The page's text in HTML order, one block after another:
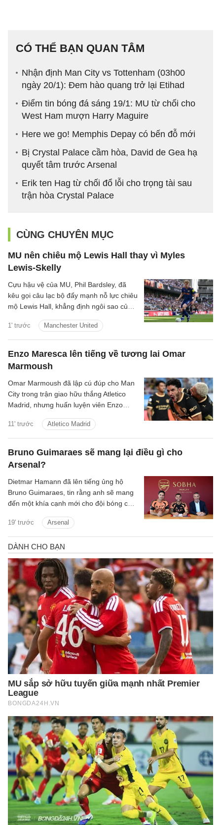
CÓ THỂ BẠN QUAN TÂM
Nhận định Man City vs Tottenham (03h00
ngày 20/1): Đem hào quang trở lại Etihad
Điểm tin bóng đá sáng 19/1: MU từ chối cho
West Ham mượn Harry Maguire
Here we go! Memphis Depay có bến đỗ mới
Bị Crystal Palace cầm hòa, David de Gea hạ
quyết tâm trước Arsenal
Erik ten Hag từ chối đổ lỗi cho trọng tài sau
trận hòa Crystal Palace
CÙNG CHUYÊN MỤC
MU nên chiêu mộ Lewis Hall thay vì Myles
Lewis-Skelly
1' trước Manchester United
Cựu hậu vệ của MU, Phil Bardsley, đã
kêu gọi câu lạc bộ đẩy mạnh nỗ lực chiêu
mộ Lewis Hall, khẳng định ngôi sao của
cho sân Old Trafford.
Enzo Maresca lên tiếng về tương lai Omar
Marmoush
11' trước Atletico Madrid
Omar Marmoush đã lập cú đúp cho Man
City trong trận giao hữu thắng Atletico
Madrid, nhưng huấn luyện viên Enzo
anh.
Bruno Guimaraes sẽ mang lại điều gì cho
Arsenal?
19' trước Arsenal
Dietmar Hamann đã lên tiếng ủng hộ
Bruno Guimaraes, tin rằng anh sẽ mang
đến một khía cạnh mới cho đội bóng của